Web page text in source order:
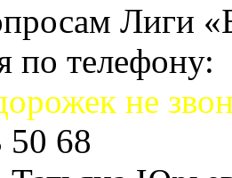
Лиги
по телефону:
не
50 68